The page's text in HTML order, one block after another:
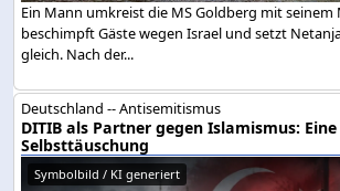
Ein Mann umkreist die MS Goldberg mit
beschimpft Gäste wegen Israel und setzt
gleich. Nach der...
Deutschland -- Antisemitismus
DITIB als Partner gegen Islamismus:
Selbsttäuschung
Symbolbild / KI generiert